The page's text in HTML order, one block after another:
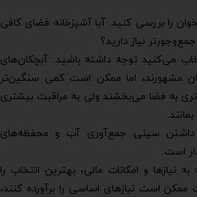
را بررسی کنید. آیا آشپزخانه فضای کافی
نیاز دارید؟
می‌کنید توجه داشته باشید. آبچکان‌های
مشهورند، اما ممکن است کمی سنگین‌تر
به فضا می‌بخشند ولی به مراقبت بیشتری
داشتن سینی جمع‌آوری آب و محفظه‌های
است.
نیازها و امکانات مالی، بهترین انتخاب را
است نیازهای اساسی را برآورده کنند،